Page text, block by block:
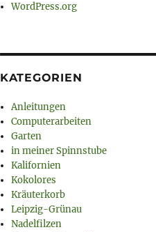
WordPress.org
KATEGORIEN
Anleitungen
Computerarbeiten
Garten
in meiner Spinnstube
Kalifornien
Kokolores
Kräuterkorb
Leipzig-Grünau
Nadelfilzen